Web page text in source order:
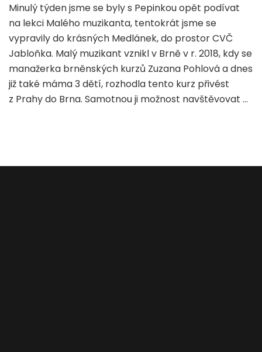
muzikant
–
parádní
hudební
školička
pro
děti
od
Minulý týden jsme se byly s Pepinkou opět podívat
na lekci Malého muzikanta, tentokrát jsme se
vypravily do krásných Medlánek, do prostor CVČ
Jabloňka. Malý muzikant vznikl v Brně v r. 2018, kdy se
manažerka brněnských kurzů Zuzana Pohlová a dnes
již také máma 3 dětí, rozhodla tento kurz přivést
z Prahy do Brna. Samotnou ji možnost navštěvovat …